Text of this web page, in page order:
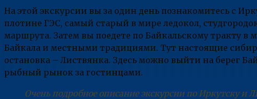
На этой экскурсии вы за один день познакомитесь с
плотине ГЭС, самый старый в мире ледокол,
маршрута. Затем вы поедете по Байкальскому тракту
Байкала и местными традициями. Тут настоящие
остановка – Листвянка. Здесь можно выйти на берег
рыбный рынок за гостинцами.
Очень подробное описание экскурсии по Иркутску и